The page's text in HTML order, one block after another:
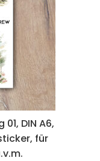
DIN A6,
für